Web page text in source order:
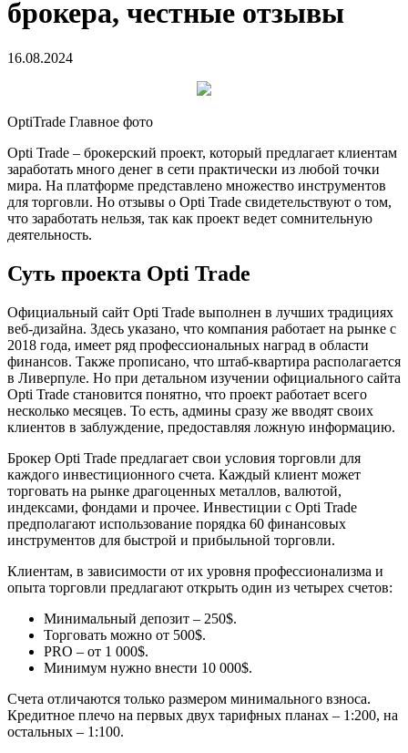
брокера, честные отзывы
16.08.2024
OptiTrade Главное фото
Opti Trade – брокерский проект, который предлагает клиентам
заработать много денег в сети практически из любой точки
мира. На платформе представлено множество инструментов
для торговли. Но отзывы о Opti Trade свидетельствуют о том,
что заработать нельзя, так как проект ведет сомнительную
деятельность.
Суть проекта Opti Trade
Официальный сайт Opti Trade выполнен в лучших традициях
веб-дизайна. Здесь указано, что компания работает на рынке с
2018 года, имеет ряд профессиональных наград в области
финансов. Также прописано, что штаб-квартира располагается
в Ливерпуле. Но при детальном изучении официального сайта
Opti Trade становится понятно, что проект работает всего
несколько месяцев. То есть, админы сразу же вводят своих
клиентов в заблуждение, предоставляя ложную информацию.
Брокер Opti Trade предлагает свои условия торговли для
каждого инвестиционного счета. Каждый клиент может
торговать на рынке драгоценных металлов, валютой,
индексами, фондами и прочее. Инвестиции с Opti Trade
предполагают использование порядка 60 финансовых
инструментов для быстрой и прибыльной торговли.
Клиентам, в зависимости от их уровня профессионализма и
опыта торговли предлагают открыть один из четырех счетов:
Минимальный депозит – 250$.
Торговать можно от 500$.
PRO – от 1 000$.
Минимум нужно внести 10 000$.
Счета отличаются только размером минимального взноса.
Кредитное плечо на первых двух тарифных планах – 1:200, на
остальных – 1:100.